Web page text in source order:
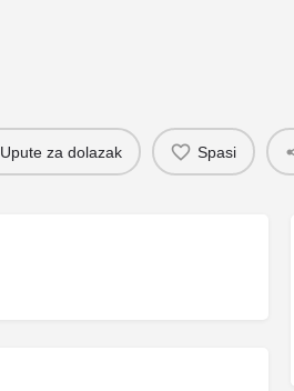
Upute za dolazak Spasi